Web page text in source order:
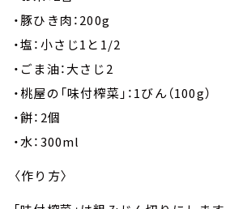
・豚ひき肉：200g
・塩：小さじ1と1/2
・ごま油：大さじ2
・桃屋の「味付榨菜」：1びん（100g）
・餅：2個
・水：300ml
〈作り方〉